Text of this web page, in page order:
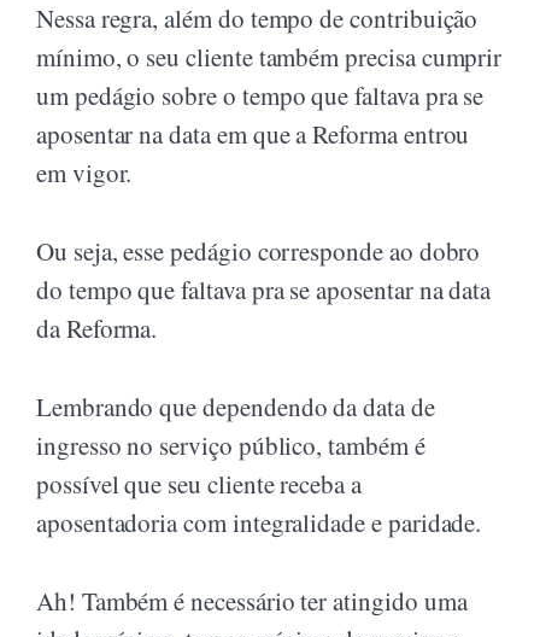
Nessa regra, além do tempo de contribuição
mínimo, o seu cliente também precisa cumprir
um pedágio sobre o tempo que faltava pra se
aposentar na data em que a Reforma entrou
em vigor.
Ou seja, esse pedágio corresponde ao dobro
do tempo que faltava pra se aposentar na data
da Reforma.
Lembrando que dependendo da data de
ingresso no serviço público, também é
possível que seu cliente receba a
aposentadoria com integralidade e paridade.
Ah! Também é necessário ter atingido uma